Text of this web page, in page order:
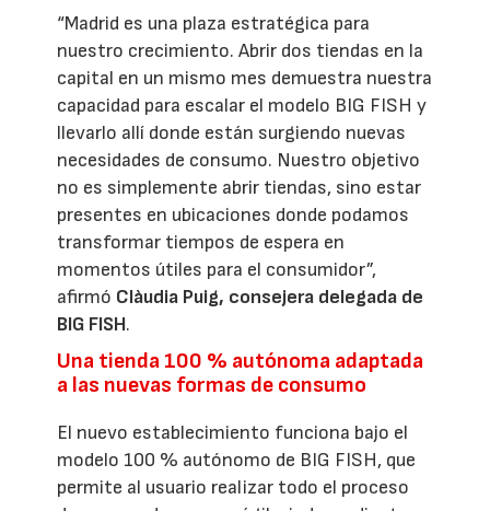
“Madrid es una plaza estratégica para
nuestro crecimiento. Abrir dos tiendas en la
capital en un mismo mes demuestra nuestra
capacidad para escalar el modelo BIG FISH y
llevarlo allí donde están surgiendo nuevas
necesidades de consumo. Nuestro objetivo
no es simplemente abrir tiendas, sino estar
presentes en ubicaciones donde podamos
transformar tiempos de espera en
momentos útiles para el consumidor”,
afirmó Clàudia Puig, consejera delegada de
BIG FISH.
Una tienda 100 % autónoma adaptada
a las nuevas formas de consumo
El nuevo establecimiento funciona bajo el
modelo 100 % autónomo de BIG FISH, que
permite al usuario realizar todo el proceso